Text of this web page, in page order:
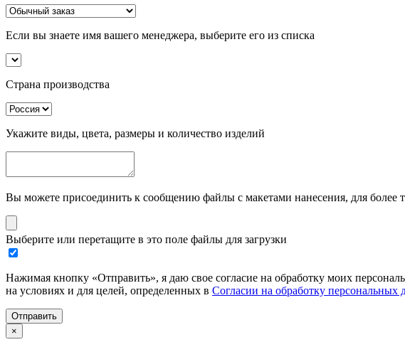
Если вы знаете имя вашего менеджера, выберите его из списка
Страна производства
Укажите виды, цвета, размеры и количество изделий
Вы можете присоединить к сообщению файлы с макетами нанесения, для более
Выберите или перетащите в это поле файлы для загрузки
Нажимая кнопку «Отправить», я даю свое согласие на обработку моих
на условиях и для целей, определенных в Согласии на обработку персональных
Отправить
×